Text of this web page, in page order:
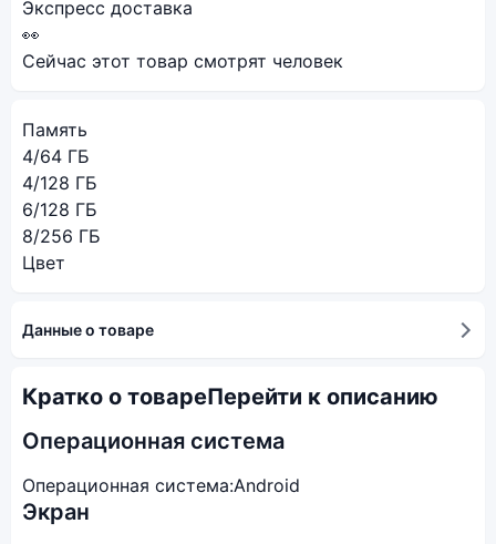
Экспресс доставка
👀
Сейчас этот товар смотрят человек
Память
4/64 ГБ
4/128 ГБ
6/128 ГБ
8/256 ГБ
Цвет
Данные о товаре
Кратко о товареПерейти к описанию
Операционная система
Операционная система:Android
Экран